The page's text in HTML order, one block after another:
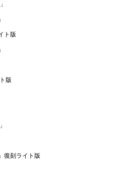
ト版
版
復刻ライト版